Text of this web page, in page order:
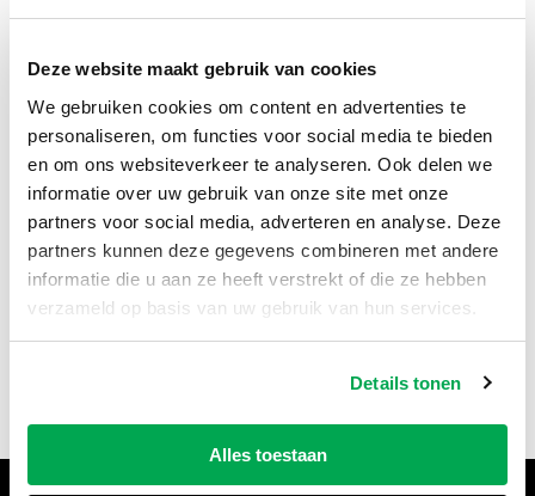
Deze website maakt gebruik van cookies
We gebruiken cookies om content en advertenties te
personaliseren, om functies voor social media te bieden
en om ons websiteverkeer te analyseren. Ook delen we
informatie over uw gebruik van onze site met onze
partners voor social media, adverteren en analyse. Deze
partners kunnen deze gegevens combineren met andere
informatie die u aan ze heeft verstrekt of die ze hebben
verzameld op basis van uw gebruik van hun services.
Details tonen
Alles toestaan
Van 3 tot 30 m3 containers
←terug naar het overzicht containervergunningen
van andere steden
Disclaimer
De informatie op deze pagina is met zorg
samengesteld, maar kan per gemeente
veranderen. Recycle-bak is niet aansprakelijk voor
fouten of schade als gevolg van onjuiste of
verouderde informatie. Controleer bij twijfel altijd